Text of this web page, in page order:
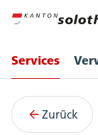
Services
Zurück